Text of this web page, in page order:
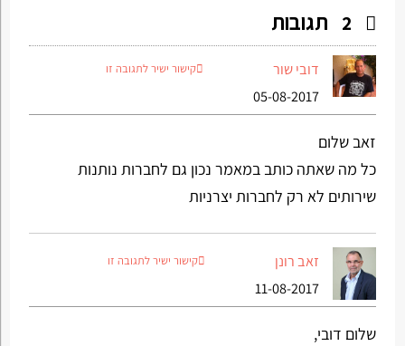
2 תגובות
דובי שור
05-08-2017
קישור ישיר לתגובה זו
זאב שלום
כל מה שאתה כותב במאמר נכון גם לחברות נותנות
שירותים לא רק לחברות יצרניות
זאב רונן
11-08-2017
קישור ישיר לתגובה זו
שלום דובי,